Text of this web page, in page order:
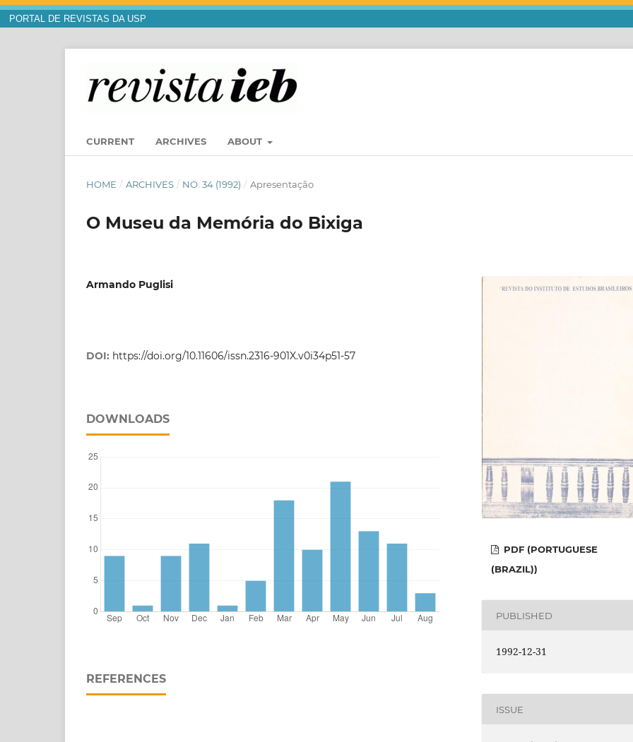
PORTAL DE REVISTAS DA USP
CURRENT ARCHIVES ABOUT
HOME / ARCHIVES / NO. 34 (1992) / Apresentação
O Museu da Memória do Bixiga
Armando Puglisi
DOI: https://doi.org/10.11606/issn.2316-901X.v0i34p51-57
DOWNLOADS
REFERENCES
PDF (PORTUGUESE
(BRAZIL))
PUBLISHED
1992-12-31
ISSUE